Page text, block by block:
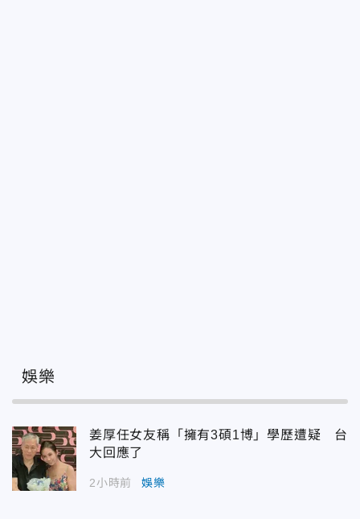
娛樂
姜厚任女友稱「擁有3碩1博」學歷遭疑 台
大回應了
2小時前 娛樂